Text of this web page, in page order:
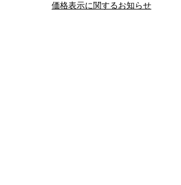
夫との関係
新津春子 どか食い
価格表示に関するお知らせ